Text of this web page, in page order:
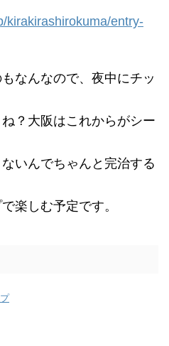
kirakirashirokuma/entry-
なんなので、夜中にチッ
？大阪はこれからがシー
いんでちゃんと完治する
楽しむ予定です。